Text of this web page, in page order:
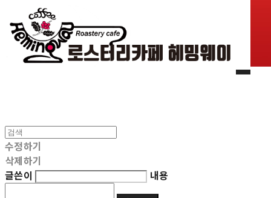
수정하기
삭제하기
글쓴이
내용